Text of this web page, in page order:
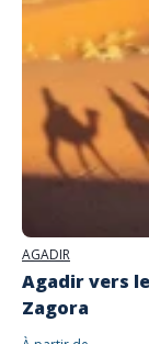
Adresse
The Phantom Boat
Agadir Marina
AGADIR
Agadir vers
Zagora